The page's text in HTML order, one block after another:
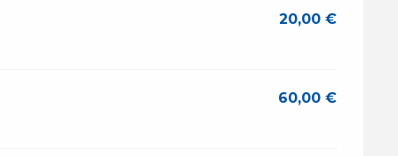
20,00 €
60,00 €